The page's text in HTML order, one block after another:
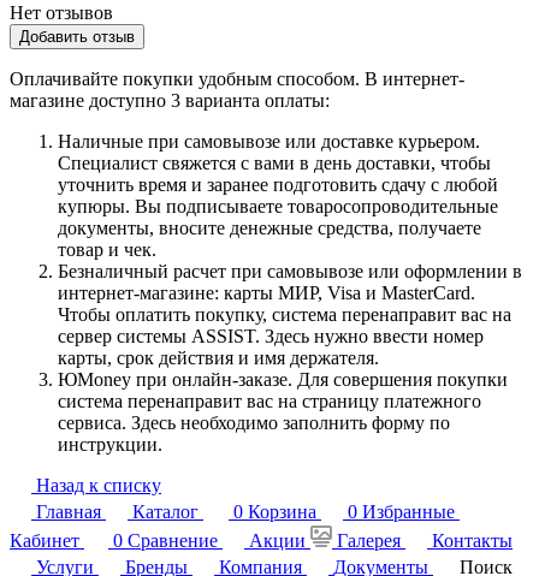
Нет отзывов
Добавить отзыв
Оплачивайте покупки удобным способом. В интернет-
магазине доступно 3 варианта оплаты:
Наличные при самовывозе или доставке курьером.
Специалист свяжется с вами в день доставки, чтобы
уточнить время и заранее подготовить сдачу с любой
купюры. Вы подписываете товаросопроводительные
документы, вносите денежные средства, получаете
товар и чек.
Безналичный расчет при самовывозе или оформлении в
интернет-магазине: карты МИР, Visa и MasterCard.
Чтобы оплатить покупку, система перенаправит вас на
сервер системы ASSIST. Здесь нужно ввести номер
карты, срок действия и имя держателя.
ЮMoney при онлайн-заказе. Для совершения покупки
система перенаправит вас на страницу платежного
сервиса. Здесь необходимо заполнить форму по
инструкции.
Назад к списку
Главная
Каталог 0 Корзина 0 Избранные
Кабинет
0 Сравнение Акции Галерея
Контакты
Услуги
Бренды Компания Документы Поиск